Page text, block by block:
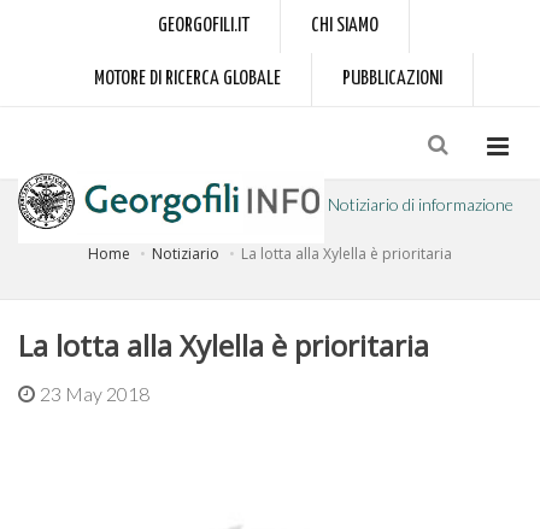
GEORGOFILI.IT CHI SIAMO
MOTORE DI RICERCA GLOBALE PUBBLICAZIONI
Notiziario di informazione
Home Notiziario La lotta alla Xylella è prioritaria
La lotta alla Xylella è prioritaria
23 May 2018